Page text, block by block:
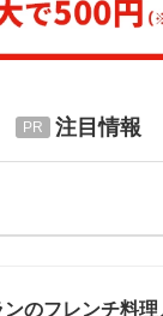
注目情報
のフレンチ料理